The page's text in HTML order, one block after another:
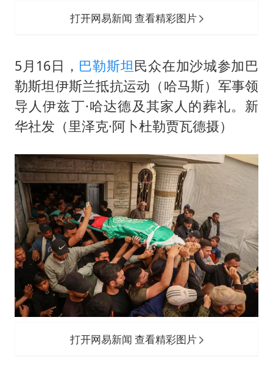
打开网易新闻 查看精彩图片
5月16日， 巴勒斯坦民众在加沙城参加巴
勒斯坦伊斯兰抵抗运动（哈马斯）军事领
导人伊兹丁·哈达德及其家人的葬礼。新
华社发（里泽克·阿卜杜勒贾瓦德摄）
打开网易新闻 查看精彩图片